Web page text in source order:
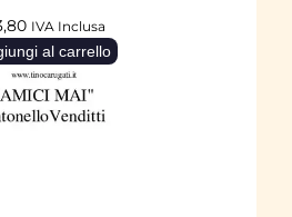
IVA Inclusa
al carrello